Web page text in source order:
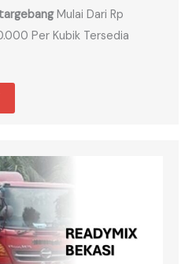
Mulai Dari Rp
Per Kubik Tersedia